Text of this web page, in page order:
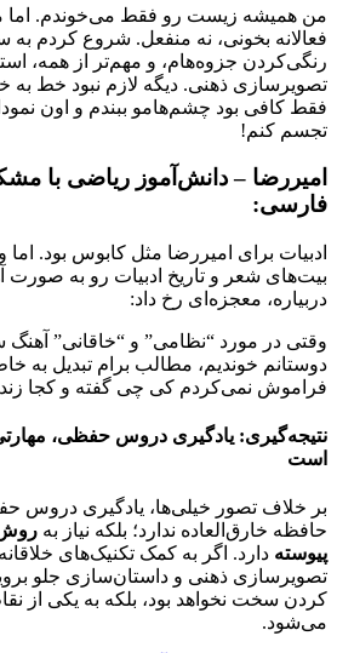
من همیشه زیست رو فقط می‌خوندم. اما
فعالانه بخونی، نه منفعل. شروع کردم به
رنگی‌کردن جزوه‌هام، و مهم‌تر از همه،
تصویرسازی ذهنی. دیگه لازم نبود خط‌
فقط کافی بود چشم‌هامو ببندم و اون
تجسم کنم!
امیررضا – دانش‌آموز ریاضی با
فارسی:
ادبیات برای امیررضا مثل کابوس بود.
بیت‌های شعر و تاریخ ادبیات رو به صورت
دربیاره، معجزه‌ای رخ داد:
وقتی در مورد “نظامی” و “خاقانی” آهنگ
دوستانم خوندیم، مطالب برام تبدیل به
فراموش نمی‌کردم کی چی گفته و کجا
نتیجه‌گیری: یادگیری دروس حفظی،
است
بر خلاف تصور خیلی‌ها، یادگیری دروس
حافظه خارق‌العاده ندارد؛ بلکه نیاز به
پیوسته دارد. اگر به کمک تکنیک‌های
تصویرسازی ذهنی و داستان‌سازی جلو
کردن سخت نخواهد بود، بلکه به یکی از
می‌شود.